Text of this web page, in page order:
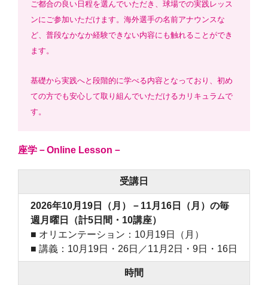
ご都合の良い日程を選んでいただき、球場での実践レッス
ンにご参加いただけます。海外選手の名前アナウンスな
ど、普段なかなか経験できない内容にも触れることができ
ます。
基礎から実践へと段階的に学べる内容となっており、初め
ての方でも安心して取り組んでいただけるカリキュラムで
す。
座学－Online Lesson－
受講日
2026年10月19日（月）－11月16日（月）の毎
週月曜日（計5日間・10講座）
■ オリエンテーション：10月19日（月）
■ 講義：10月19日・26日／11月2日・9日・16日
時間